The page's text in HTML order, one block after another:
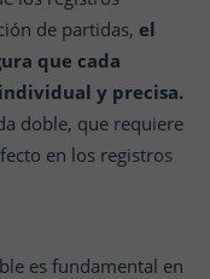
de partidas, el
que cada
y precisa.
doble, que requiere
en los registros
es fundamental en